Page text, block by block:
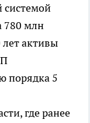
системой
780 млн
лет активы
порядка 5
где ранее